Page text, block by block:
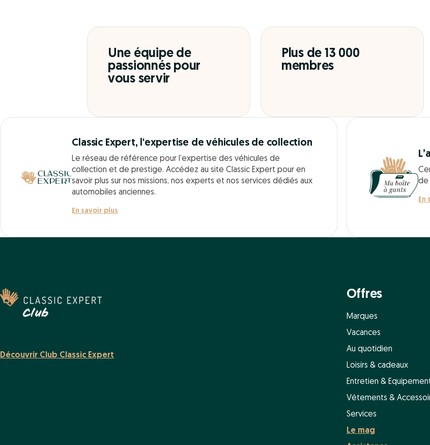
Une équipe de
passionnés pour
vous servir
Plus de 13 000
membres
Classic Expert, l'expertise de véhicules de collection
Le réseau de référence pour l’expertise des véhicules de
collection et de prestige. Accédez au site Classic Expert pour en
savoir plus sur nos missions, nos experts et nos services dédiés aux
automobiles anciennes.
En savoir plus
de
En
Découvrir Club Classic Expert
Offres
Marques
Vacances
Au quotidien
Loisirs & cadeaux
Entretien &
Vétements &
Services
Le mag